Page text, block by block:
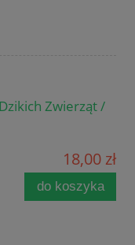
Zwierząt /
18,00 zł
do koszyka